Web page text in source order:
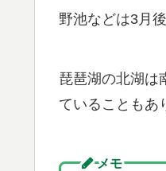
野池などは3月
琵琶湖の北湖は
ていることもあ
メモ